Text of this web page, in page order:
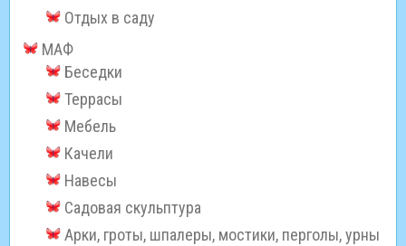
Отдых в саду
МАФ
Беседки
Террасы
Мебель
Качели
Навесы
Садовая скульптура
Арки, гроты, шпалеры, мостики, перголы, урны